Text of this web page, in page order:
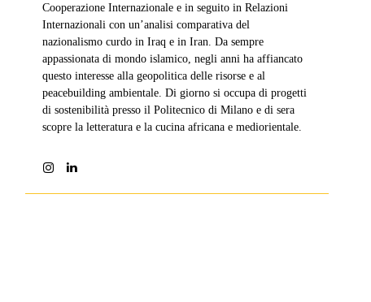
Cooperazione Internazionale e in seguito in Relazioni
Internazionali con un’analisi comparativa del
nazionalismo curdo in Iraq e in Iran. Da sempre
appassionata di mondo islamico, negli anni ha affiancato
questo interesse alla geopolitica delle risorse e al
peacebuilding ambientale. Di giorno si occupa di progetti
di sostenibilità presso il Politecnico di Milano e di sera
scopre la letteratura e la cucina africana e mediorientale.